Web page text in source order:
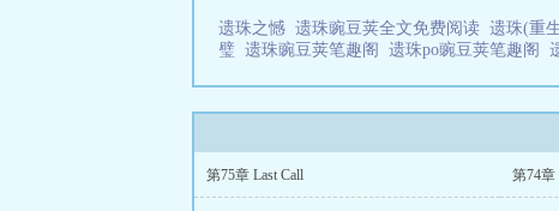
遗珠之憾 遗珠豌豆荚全文免费阅读 遗珠(重
璧 遗珠豌豆荚笔趣阁 遗珠po豌豆荚笔趣阁
第75章 Last Call 第74